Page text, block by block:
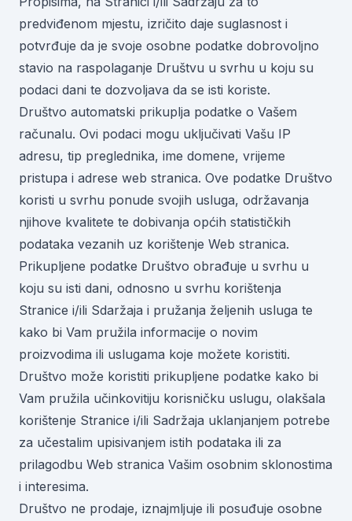
predviđenom mjestu, izričito daje suglasnost i
potvrđuje da je svoje osobne podatke dobrovoljno
stavio na raspolaganje Društvu u svrhu u koju su
podaci dani te dozvoljava da se isti koriste.
Društvo automatski prikuplja podatke o Vašem
računalu. Ovi podaci mogu uključivati Vašu IP
adresu, tip preglednika, ime domene, vrijeme
pristupa i adrese web stranica. Ove podatke Društvo
koristi u svrhu ponude svojih usluga, održavanja
njihove kvalitete te dobivanja općih statističkih
podataka vezanih uz korištenje Web stranica.
Prikupljene podatke Društvo obrađuje u svrhu u
koju su isti dani, odnosno u svrhu korištenja
Stranice i/ili Sdaržaja i pružanja željenih usluga te
kako bi Vam pružila informacije o novim
proizvodima ili uslugama koje možete koristiti.
Društvo može koristiti prikupljene podatke kako bi
Vam pružila učinkovitiju korisničku uslugu, olakšala
korištenje Stranice i/ili Sadržaja uklanjanjem potrebe
za učestalim upisivanjem istih podataka ili za
prilagodbu Web stranica Vašim osobnim sklonostima
i interesima.
Društvo ne prodaje, iznajmljuje ili posuđuje osobne